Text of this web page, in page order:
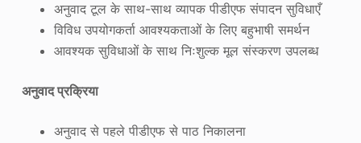
अनुवाद टूल के साथ-साथ व्यापक पीडीएफ संपादन सुविधाएँ
विविध उपयोगकर्ता आवश्यकताओं के लिए बहुभाषी समर्थन
आवश्यक सुविधाओं के साथ निःशुल्क मूल संस्करण उपलब्ध
अनुवाद प्रक्रिया
अनुवाद से पहले पीडीएफ से पाठ निकालना